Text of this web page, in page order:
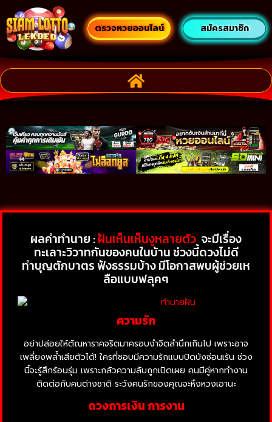
ตรวจหวยออนไลน์ สมัครสมาชิก
ผลคำทำนาย :ฝันเห็นเห็นงูหลายตัว จะมีเรื่อง
ทะเลาะวิวาทกันของคนในบ้าน ช่วงนี้ดวงไม่ดี
ทำบุญตักบาตร ฟังธรรมบ้าง มีโอกาสพบผู้ช่วยเห
ลือแบบฟลุคๆ
ความรัก
อย่าปล่อยให้ตัณหาราคจริตมาครอบงำจิตสำนึกเกินไป เพราะอาจ
เพลี่ยงพล้ำเสียตัวได้! ใครที่ชอบมีความรักแบบปิดบังซ่อนเร้น ช่วง
นี้จะรู้สึกร้อนรุ่ม เพราะกลัวความลับถูกเปิดเผย คนมีคู่หากทำงาน
ติดต่อกับคนต่างชาติ ระวังคนรักของคุณจะหึงหวงเอานะ
ดวงการเงิน การงาน